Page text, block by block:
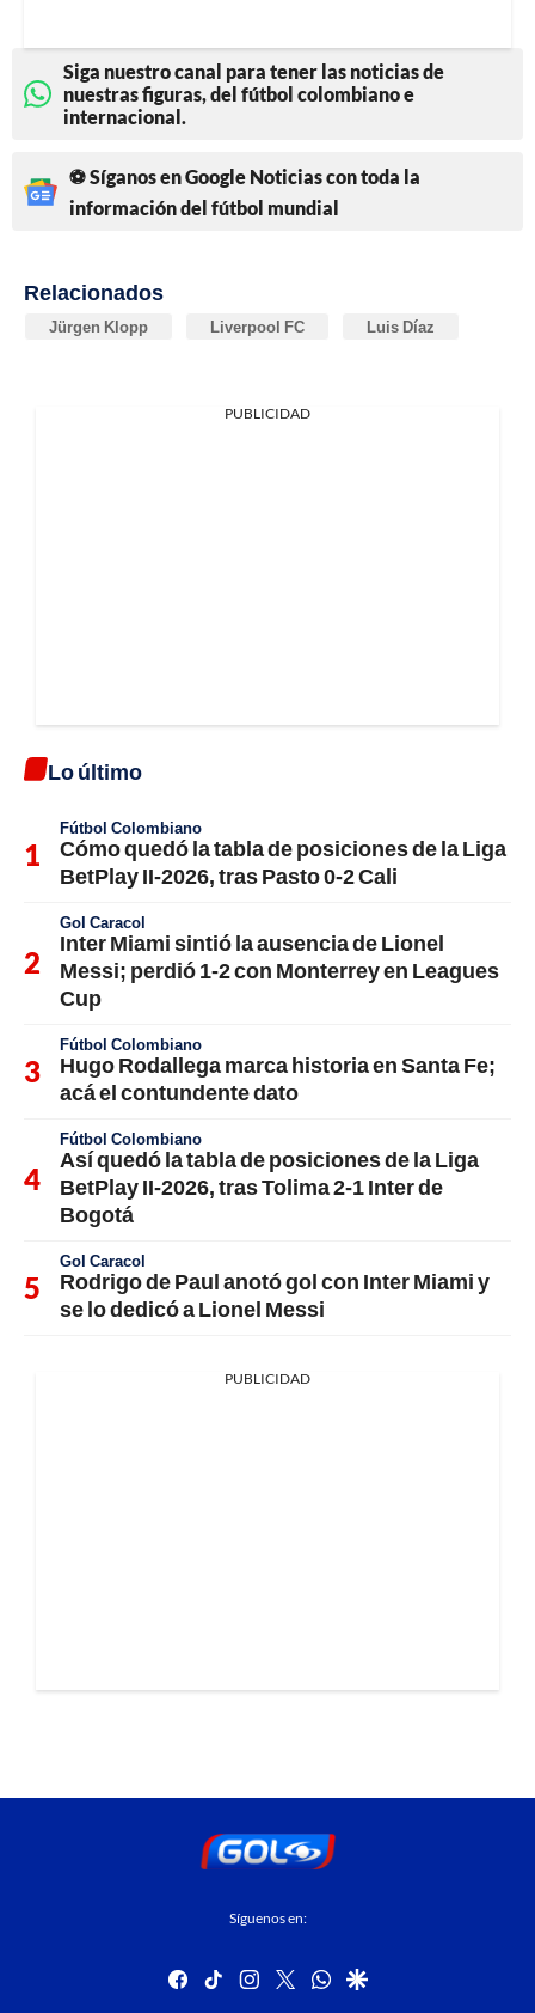
Siga nuestro canal para tener las noticias de
nuestras figuras, del fútbol colombiano e
internacional.
⚽ Síganos en Google Noticias con toda la
información del fútbol mundial
Relacionados
Jürgen Klopp Liverpool FC Luis Díaz
PUBLICIDAD
Lo último
Fútbol Colombiano
Cómo quedó la tabla de posiciones de la Liga
BetPlay II-2026, tras Pasto 0-2 Cali
Gol Caracol
Inter Miami sintió la ausencia de Lionel
Messi; perdió 1-2 con Monterrey en Leagues
Cup
Fútbol Colombiano
Hugo Rodallega marca historia en Santa Fe;
acá el contundente dato
Fútbol Colombiano
Así quedó la tabla de posiciones de la Liga
BetPlay II-2026, tras Tolima 2-1 Inter de
Bogotá
Gol Caracol
Rodrigo de Paul anotó gol con Inter Miami y
se lo dedicó a Lionel Messi
PUBLICIDAD
Síguenos en:
facebook
tiktok instagram
twitterwhatsapp
google